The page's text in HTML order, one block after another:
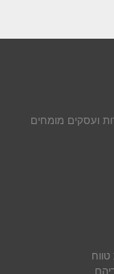
ועסקים מומחים